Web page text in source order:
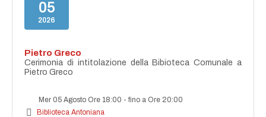
05
2026
Pietro Greco
Cerimonia di intitolazione della Bibioteca Comunale a
Pietro Greco
Mer 05 Agosto Ore 18:00 -fino a Ore 20:00
Biblioteca Antoniana